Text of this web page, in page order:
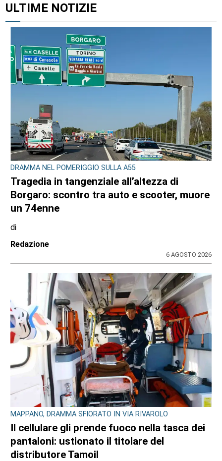
ULTIME NOTIZIE
DRAMMA NEL POMERIGGIO SULLA A55
Tragedia in tangenziale all’altezza di
Borgaro: scontro tra auto e scooter, muore
un 74enne
di
Redazione
6 AGOSTO 2026
MAPPANO, DRAMMA SFIORATO IN VIA RIVAROLO
Il cellulare gli prende fuoco nella tasca dei
pantaloni: ustionato il titolare del
distributore Tamoil